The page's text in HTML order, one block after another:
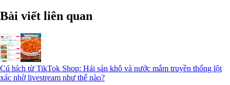
Bài viết liên quan
Cú hích từ TikTok Shop: Hải sản khô và nước mắm truyền thống lột
xác nhờ livestream như thế nào?